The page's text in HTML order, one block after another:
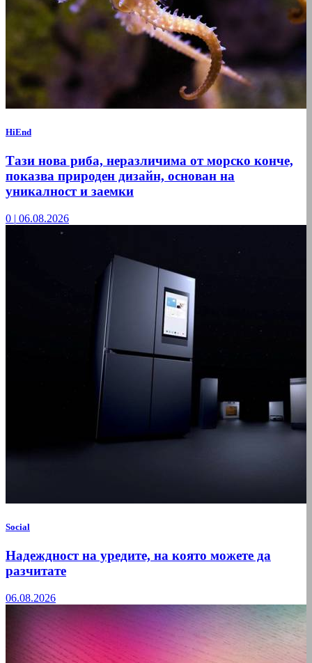
HiEnd
Тази нова риба, неразличима от морско конче,
показва природен дизайн, основан на
уникалност и заемки
0 | 06.08.2026
Social
Надеждност на уредите, на която можете да
разчитате
06.08.2026